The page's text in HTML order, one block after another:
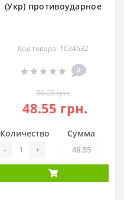
(Укр) противоударное
Код товара: 1034632
0
56.25 грн.
48.55 грн.
Количество
- +
Сумма